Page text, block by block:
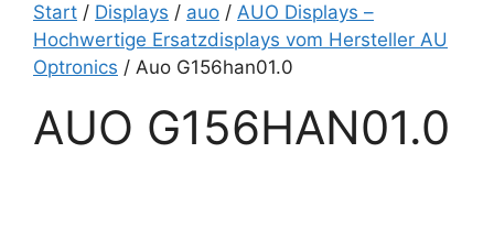
Start / Displays / auo / AUO Displays –
Hochwertige Ersatzdisplays vom Hersteller AU
Optronics / Auo G156han01.0
AUO G156HAN01.0